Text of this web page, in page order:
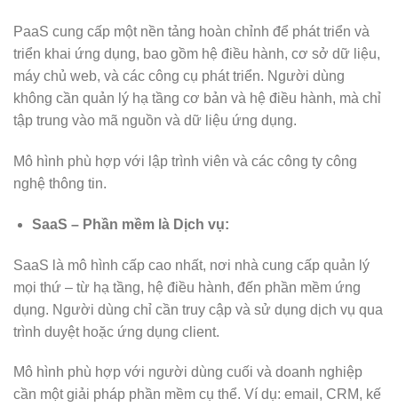
PaaS cung cấp một nền tảng hoàn chỉnh để phát triển và
triển khai ứng dụng, bao gồm hệ điều hành, cơ sở dữ liệu,
máy chủ web, và các công cụ phát triển. Người dùng
không cần quản lý hạ tầng cơ bản và hệ điều hành, mà chỉ
tập trung vào mã nguồn và dữ liệu ứng dụng.
Mô hình phù hợp với lập trình viên và các công ty công
nghệ thông tin.
SaaS – Phần mềm là Dịch vụ:
SaaS là mô hình cấp cao nhất, nơi nhà cung cấp quản lý
mọi thứ – từ hạ tầng, hệ điều hành, đến phần mềm ứng
dụng. Người dùng chỉ cần truy cập và sử dụng dịch vụ qua
trình duyệt hoặc ứng dụng client.
Mô hình phù hợp với người dùng cuối và doanh nghiệp
cần một giải pháp phần mềm cụ thể. Ví dụ: email, CRM, kế